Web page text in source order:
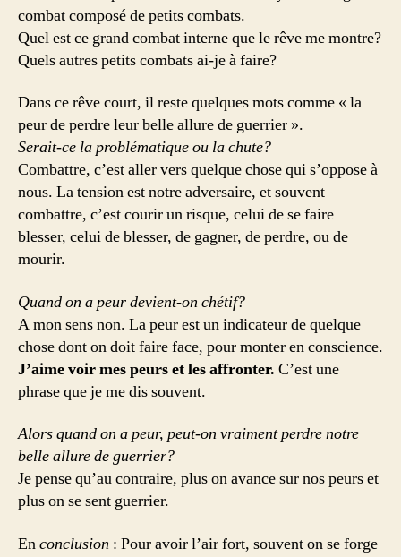
combat composé de petits combats.
Quel est ce grand combat interne que le rêve me montre?
Quels autres petits combats ai-je à faire?
Dans ce rêve court, il reste quelques mots comme « la
peur de perdre leur belle allure de guerrier ».
Serait-ce la problématique ou la chute?
Combattre, c’est aller vers quelque chose qui s’oppose à
nous. La tension est notre adversaire, et souvent
combattre, c’est courir un risque, celui de se faire
blesser, celui de blesser, de gagner, de perdre, ou de
mourir.
Quand on a peur devient-on chétif?
A mon sens non. La peur est un indicateur de quelque
chose dont on doit faire face, pour monter en conscience.
J’aime voir mes peurs et les affronter. C’est une
phrase que je me dis souvent.
Alors quand on a peur, peut-on vraiment perdre notre
belle allure de guerrier?
Je pense qu’au contraire, plus on avance sur nos peurs et
plus on se sent guerrier.
Enconclusion : Pour avoir l’air fort, souvent on se forge